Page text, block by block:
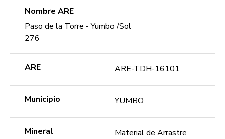
Nombre ARE
Paso de la Torre - Yumbo /Sol
276
ARE ARE-TDH-16101
Municipio YUMBO
Mineral Material de Arrastre